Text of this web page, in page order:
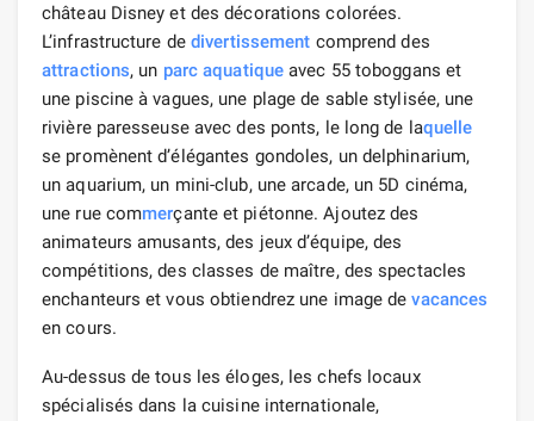
château Disney et des décorations colorées.
L’infrastructure de divertissement comprend des
attractions, un parc aquatique avec 55 toboggans et
une piscine à vagues, une plage de sable stylisée, une
rivière paresseuse avec des ponts, le long de laquelle
se promènent d’élégantes gondoles, un delphinarium,
un aquarium, un mini-club, une arcade, un 5D cinéma,
une rue commerçante et piétonne. Ajoutez des
animateurs amusants, des jeux d’équipe, des
compétitions, des classes de maître, des spectacles
enchanteurs et vous obtiendrez une image devacances
en cours.
Au-dessus de tous les éloges, les chefs locaux
spécialisés dans la cuisine internationale,